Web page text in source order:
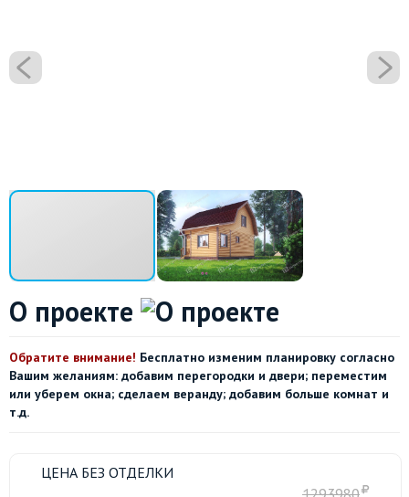
О проекте
Обратите внимание! Бесплатно изменим планировку согласно
Вашим желаниям: добавим перегородки и двери; переместим
или уберем окна; сделаем веранду; добавим больше комнат и
т.д.
ЦЕНА БЕЗ ОТДЕЛКИ